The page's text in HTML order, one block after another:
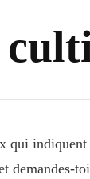
qui
demandes-